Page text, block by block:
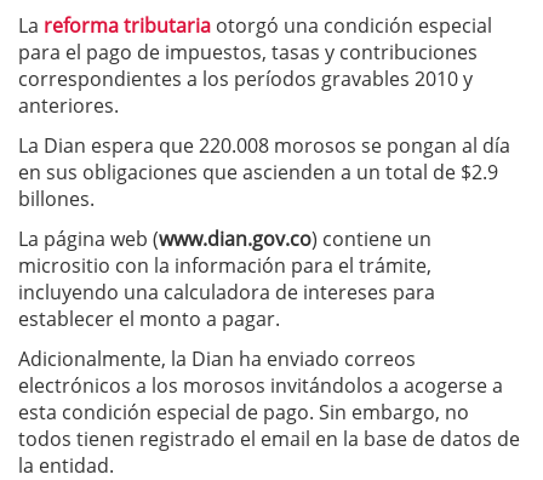
La reforma tributaria otorgó una condición especial
para el pago de impuestos, tasas y contribuciones
correspondientes a los períodos gravables 2010 y
anteriores.
La Dian espera que 220.008 morosos se pongan al día
en sus obligaciones que ascienden a un total de $2.9
billones.
La página web (www.dian.gov.co) contiene un
micrositio con la información para el trámite,
incluyendo una calculadora de intereses para
establecer el monto a pagar.
Adicionalmente, la Dian ha enviado correos
electrónicos a los morosos invitándolos a acogerse a
esta condición especial de pago. Sin embargo, no
todos tienen registrado el email en la base de datos de
la entidad.